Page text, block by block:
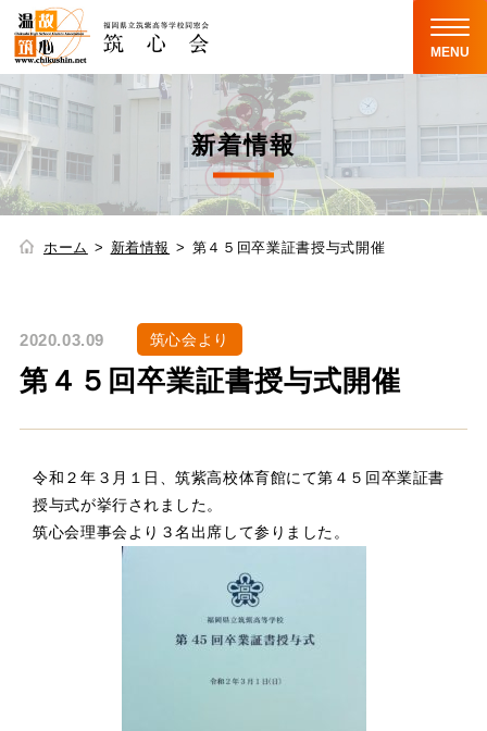
MENU
新着情報
ホーム 新着情報 第４５回卒業証書授与式開催
2020.03.09 筑心会より
第４５回卒業証書授与式開催
令和２年３月１日、筑紫高校体育館にて第４５回卒業証書
授与式が挙行されました。
筑心会理事会より３名出席して参りました。